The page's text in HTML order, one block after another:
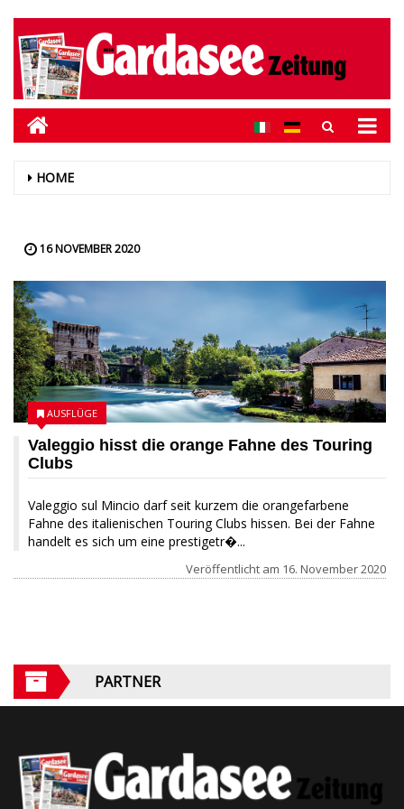
HOME
16 NOVEMBER 2020
Valeggio hisst die orange Fahne des Touring
Clubs
Valeggio sul Mincio darf seit kurzem die orangefarbene
Fahne des italienischen Touring Clubs hissen. Bei der Fahne
handelt es sich um eine prestigetr�...
AUSFLÜGE
Veröffentlicht am 16. November 2020
PARTNER